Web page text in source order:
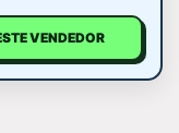
VENDEDOR